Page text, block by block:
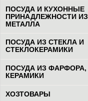
ПОСУДА И КУХОННЫЕ
ПРИНАДЛЕЖНОСТИ ИЗ
МЕТАЛЛА
ПОСУДА ИЗ СТЕКЛА И
СТЕКЛОКЕРАМИКИ
ПОСУДА ИЗ ФАРФОРА,
КЕРАМИКИ
ХОЗТОВАРЫ